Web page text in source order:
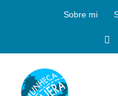
Sobre mi